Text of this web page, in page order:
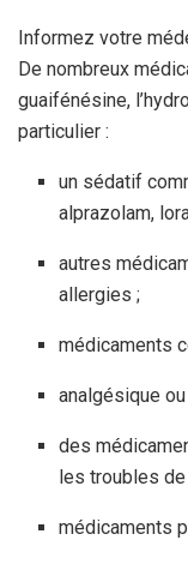
Informez votre
De nombreux
guaifénésine,
particulier :
un sédatif
alprazolam,
autres
allergies ;
médicaments
analgésique
des
les troubles de
médicaments